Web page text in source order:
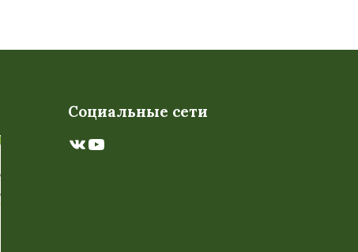
Социальные сети
ВКонтакте
YouTube